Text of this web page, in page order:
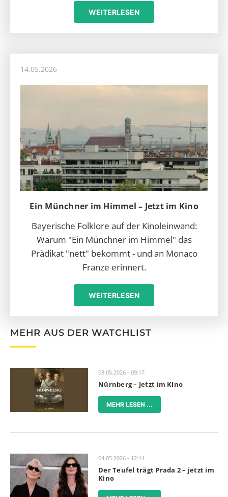
WEITERLESEN
14.05.2026
Ein Münchner im Himmel – Jetzt im Kino
Bayerische Folklore auf der Kinoleinwand:
Warum "Ein Münchner im Himmel" das
Prädikat "nett" bekommt - und an Monaco
Franze erinnert.
WEITERLESEN
MEHR AUS DER WATCHLIST
08.05.2026 - 09:17
Nürnberg – Jetzt im Kino
MEHR LESEN ...
04.05.2026 - 12:14
Der Teufel trägt Prada 2 – jetzt im
Kino